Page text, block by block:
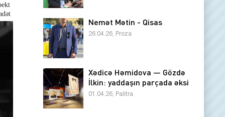
Nemət Mətin - Qisas
26.04.26, Proza
Xədicə Həmidova — Gözdə
İlkin: yaddaşın parçada əksi
01.04.26, Palitra